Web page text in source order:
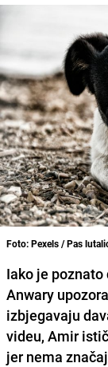
Foto: Pexels / Pas
Iako je
Anwary
izbjegavaju
videu, Amir
jer nema